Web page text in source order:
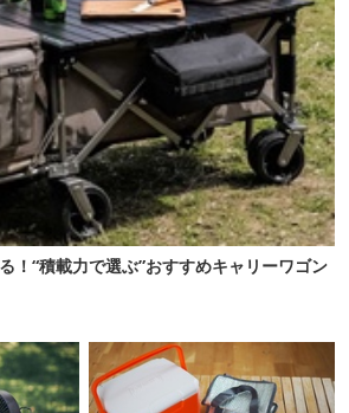
！“積載力で選ぶ”おすすめキャリーワゴン